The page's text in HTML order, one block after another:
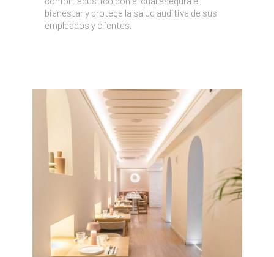
bienestar y protege la salud auditiva de sus
empleados y clientes.